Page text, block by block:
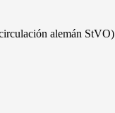
alemán StVO)